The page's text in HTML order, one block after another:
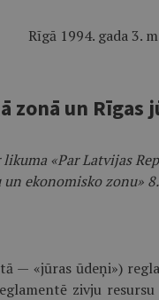
Rīgā 1994. gada 3.
zonā un Rīgas
likuma «Par Latvijas
un ekonomisko zonu»
— «jūras ūdeņi»)
zivju